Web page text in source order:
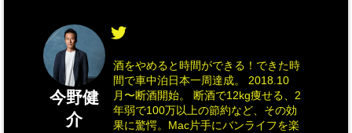
今野健
介
酒をやめると時間ができる！できた時
間で車中泊日本一周達成。 2018.10
月〜断酒開始。 断酒で12kg痩せる、2
年弱で100万以上の節約など、その効
果に驚愕。Mac片手にバンライフを楽